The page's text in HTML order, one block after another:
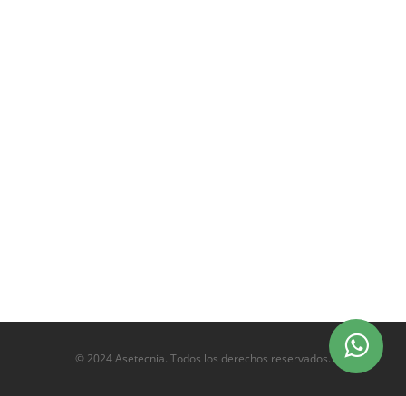
© 2024 Asetecnia. Todos los derechos reservados.